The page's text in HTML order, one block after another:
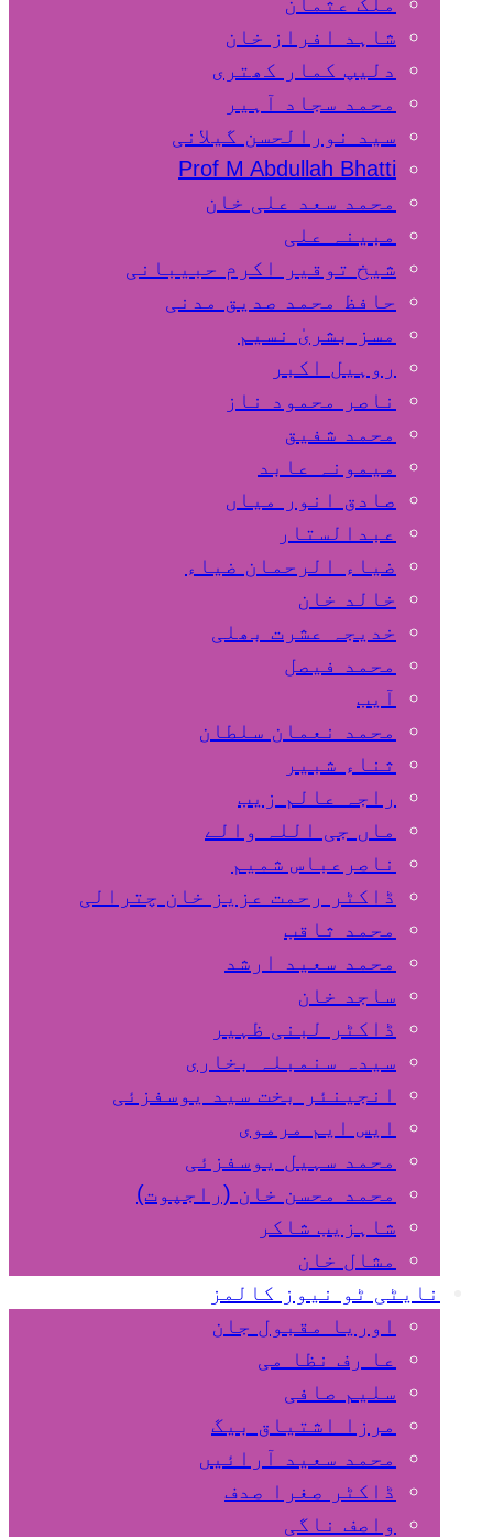
شاہد افراز خان
دلیپ کمار کھتری
محمد سجاد آہیر
سید نورالحسن گیلانی
Prof M Abdullah Bhatti
محمد سعد علی خان
مبینہ علی
شیخ توقیر اکرم حبیبانی
حافظ محمد صدیق مدنی
مسز بشریٰ نسیم
روہیل اکبر
ناصر محمود ناز
محمد شفیق
میمونہ عابد
صادق انور میاں
عبدالستار
ضیاء الرحمان ضیاء
خالد خان
خدیجہ عشرت بھلی
محمد فیصل
آیب
محمد نعمان سلطان
ثناء شبیر
راجہ عالم زیب
ماں جی اللہ والے
ناصرعباس شمیم
ڈاکٹر رحمت عزیز خان چترالی
محمد ثاقب
محمد سعید ارشد
ساجد خان
ڈاکٹر لبنی ظہیر
سیدہ سنمبلہ بخاری
انجینئر بخت سید یوسفزئی
ایس ایم مرموی
محمد سہیل یوسفزئی
محمد محسن خان (راجپوت)
شاہزیب شاکر
مشال خان
نایٹی ٹو نیوز کالمز
اوریا مقبول جان
عا رف نظا می
سلیم صافی
مرزا اشتیاق بیگ
محمد سعید آرائیں
ڈاکٹر صغرا صدف
واصف ناگی